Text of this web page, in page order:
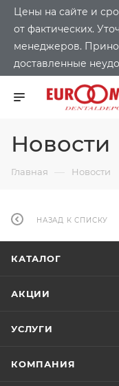
Цены на сайте и
от фактических.
менеджеров.
доставленные
Новости
Главная — Новости
НАЗАД К СПИСКУ
КАТАЛОГ
АКЦИИ
УСЛУГИ
КОМПАНИЯ